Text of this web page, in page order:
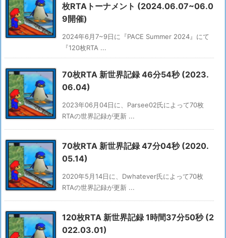
枚RTAトーナメント (2024.06.07~06.0
9開催)
2024年6月7~9日に『PACE Summer 2024』にて
『120枚RTA ...
70枚RTA 新世界記録 46分54秒 (2023.
06.04)
2023年06月04日に、Parsee02氏によって70枚
RTAの世界記録が更新 ...
70枚RTA 新世界記録 47分04秒 (2020.
05.14)
2020年5月14日に、Dwhatever氏によって70枚
RTAの世界記録が更新 ...
120枚RTA 新世界記録 1時間37分50秒 (2
022.03.01)